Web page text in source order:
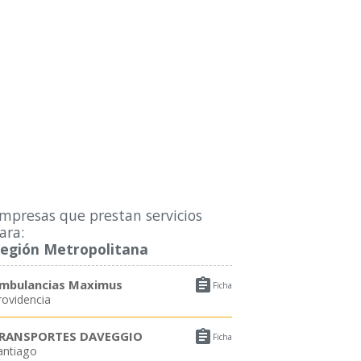
que prestan servicios
Metropolitana
 Ficha
Maximus
 Ficha
DAVEGGIO